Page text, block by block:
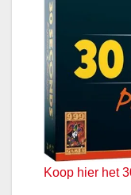
Koop hier het